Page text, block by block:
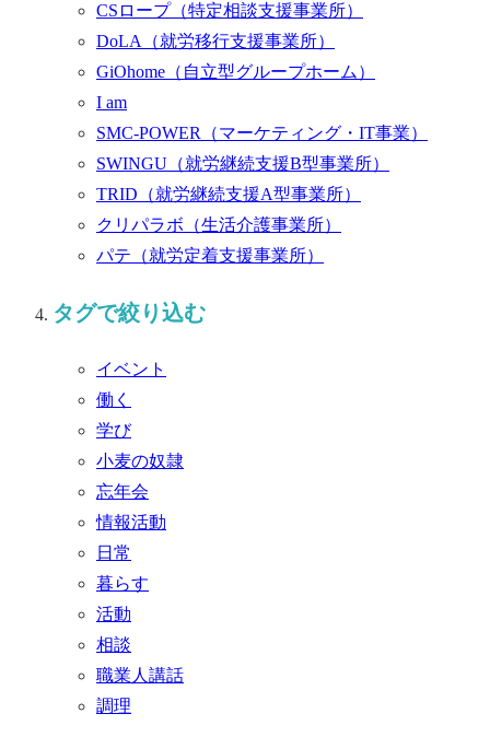
CSロープ （特定相談支援事業所）
DoLA （就労移行支援事業所）
GiOhome （自立型グループホーム）
I am
SMC-POWER （マーケティング・IT事業）
SWINGU （就労継続支援B型事業所）
TRID （就労継続支援A型事業所）
クリパラボ （生活介護事業所）
パテ （就労定着支援事業所）
タグで絞り込む
イベント
働く
学び
小麦の奴隷
忘年会
情報活動
日常
暮らす
活動
相談
職業人講話
調理